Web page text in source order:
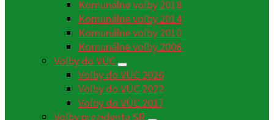
Komunálne voľby 2018
Komunálne voľby 2014
Komunálne voľby 2010
Komunálne voľby 2006
Voľby do VÚC
Voľby do VÚC 2026
Voľby do VÚC 2022
Voľby do VÚC 2017
Voľby prezidenta SR